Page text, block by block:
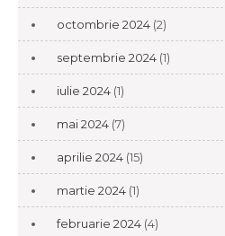
octombrie 2024 (2)
septembrie 2024 (1)
iulie 2024 (1)
mai 2024 (7)
aprilie 2024 (15)
martie 2024 (1)
februarie 2024 (4)